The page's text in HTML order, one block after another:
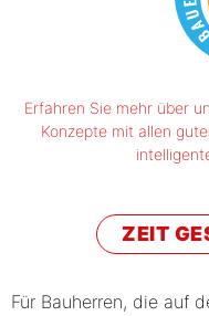
Erfahren Sie mehr über
Konzepte mit allen
ZEIT
Für Bauherren, die auf